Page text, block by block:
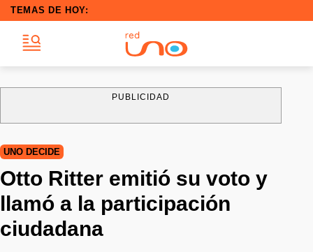
TEMAS DE HOY:
PUBLICIDAD
UNO DECIDE
Otto Ritter emitió su voto y
llamó a la participación
ciudadana